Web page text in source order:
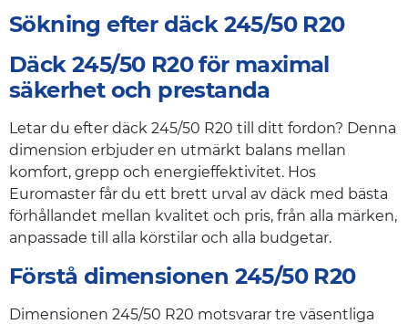
Sökning efter däck 245/50 R20
Däck 245/50 R20 för maximal
säkerhet och prestanda
Letar du efter däck 245/50 R20 till ditt fordon? Denna
dimension erbjuder en utmärkt balans mellan
komfort, grepp och energieffektivitet. Hos
Euromaster får du ett brett urval av däck med bästa
förhållandet mellan kvalitet och pris, från alla märken,
anpassade till alla körstilar och alla budgetar.
Förstå dimensionen 245/50 R20
Dimensionen 245/50 R20 motsvarar tre väsentliga